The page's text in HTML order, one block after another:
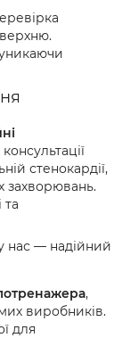
стенокардії,
захворювань.
нас — надійний
,
виробників.
для